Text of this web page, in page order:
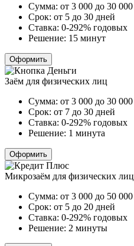
Сумма: от 3 000 до 30 000
Срок: от 5 до 30 дней
Ставка: 0-292% годовых
Решение: 15 минут
Оформить
Заём для физических лиц
Сумма: от 3 000 до 30 000
Срок: от 7 до 30 дней
Ставка: 0-292% годовых
Решение: 1 минута
Оформить
Микрозаём для физических лиц
Сумма: от 3 000 до 50 000
Срок: от 5 до 20 дней
Ставка: 0-292% годовых
Решение: 2 минуты